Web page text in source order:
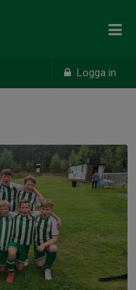
Logga in